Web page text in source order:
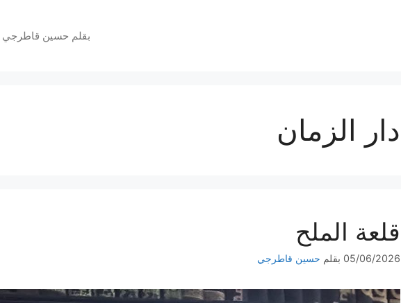
بقلم حسين قاطرجي
دار الزمان
قلعة الملح
05/06/2026 بقلم حسين قاطرجي